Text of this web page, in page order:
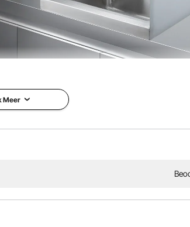
wasruimte, kelder, terras, bar, keuken,
Meer